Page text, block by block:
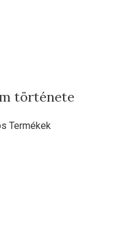
története
Termékek